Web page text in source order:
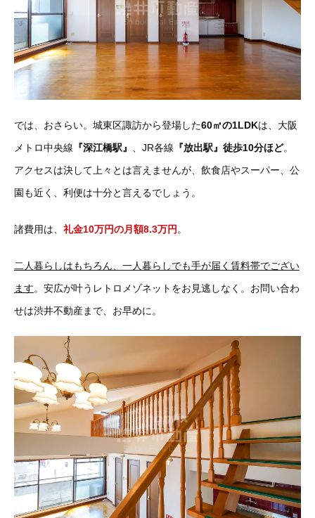
では、おさらい。城東区諏訪から登場した60㎡の1LDKは、大阪
メトロ中央線 『深江橋駅』 、JR各線 『放出駅』徒歩10分ほど。
アクセスは決して上々とは言えませんが、飲食店やスーパー、公
園も近く、利便は十分と言えるでしょう。
諸費用は、 礼金10万円の月額8.3万円 。
二人暮らしはもちろん、一人暮らしでも手が届く賃料帯でござい
ます。安広が叶うレトロメゾネットをお見逃しなく。お問い合わ
せは渋井不動産まで、お早めに。